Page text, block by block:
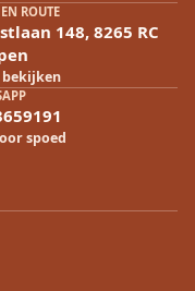
ROUTE
148, 8265 RC
bekijken
spoed